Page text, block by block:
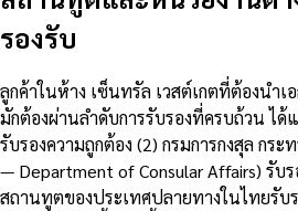
รองรับ
ลูกค้าในห้าง เซ็นทรัล เวสต์เกตที่ต้องนำเ
มักต้องผ่านลำดับการรับรองที่ครบถ้วน ได้
รับรองความถูกต้อง (2) กรมการกงสุล กระ
— Department of Consular Affairs) รับ
สถานทูตของประเทศปลายทางในไทยรับ